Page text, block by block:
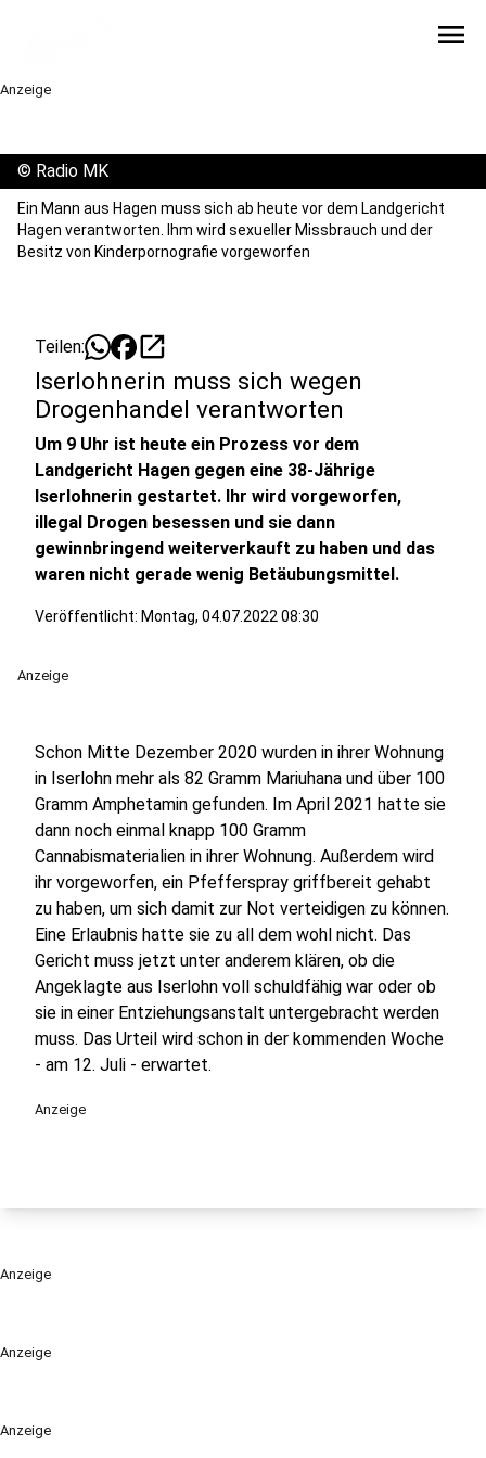
menu
Anzeige
Anzeige
Anzeige
© Radio MK
Ein Mann aus Hagen muss sich ab heute vor dem Landgericht
Hagen verantworten. Ihm wird sexueller Missbrauch und der
Besitz von Kinderpornografie vorgeworfen
Teilen: open_in_new
Iserlohnerin muss sich wegen
Drogenhandel verantworten
Um 9 Uhr ist heute ein Prozess vor dem
Landgericht Hagen gegen eine 38-Jährige
Iserlohnerin gestartet. Ihr wird vorgeworfen,
illegal Drogen besessen und sie dann
gewinnbringend weiterverkauft zu haben und das
waren nicht gerade wenig Betäubungsmittel.
Veröffentlicht: Montag, 04.07.2022 08:30
Anzeige
Schon Mitte Dezember 2020 wurden in ihrer Wohnung
in Iserlohn mehr als 82 Gramm Mariuhana und über 100
Gramm Amphetamin gefunden. Im April 2021 hatte sie
dann noch einmal knapp 100 Gramm
Cannabismaterialien in ihrer Wohnung. Außerdem wird
ihr vorgeworfen, ein Pfefferspray griffbereit gehabt
zu haben, um sich damit zur Not verteidigen zu können.
Eine Erlaubnis hatte sie zu all dem wohl nicht. Das
Gericht muss jetzt unter anderem klären, ob die
Angeklagte aus Iserlohn voll schuldfähig war oder ob
sie in einer Entziehungsanstalt untergebracht werden
muss. Das Urteil wird schon in der kommenden Woche
- am 12. Juli - erwartet.
Anzeige
Anzeige